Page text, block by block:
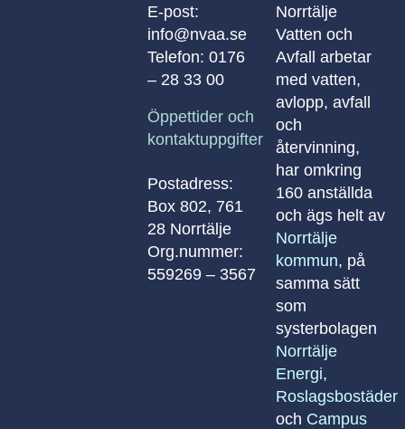
E-post:
info@nvaa.se
Telefon: 0176
– 28 33 00
Öppettider och
kontaktuppgifter
Postadress:
Box 802, 761
28 Norrtälje
Org.nummer:
559269 – 3567
Norrtälje
Vatten och
Avfall arbetar
med vatten,
avlopp, avfall
och
återvinning,
har omkring
160 anställda
och ägs helt av
Norrtälje
kommun, på
samma sätt
som
systerbolagen
Norrtälje
Energi,
Roslagsbostäder
och Campus